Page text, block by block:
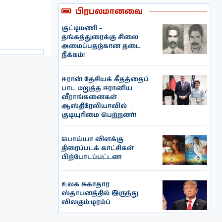
பிரபலமானவை
குட்டிமணி –
தங்கத்துரைக்கு சிலை
அமைப்பதற்கான தடை
நீக்கம்!
ஈரான் தேசியக் கீதத்தைப்
பாட மறுத்த ஈரானிய
வீராங்கனைகள்
ஆஸ்திரேலியாவில்
குடியுரிமை பெற்றனர்!
பொய்யா விளக்கு
திரைப்படக் காட்சிகள்
பிற்போடப்பட்டன!
உலக சுகாதார
ஸ்தாபனத்தில் இருந்து
விலகும்:டிரம்ப்